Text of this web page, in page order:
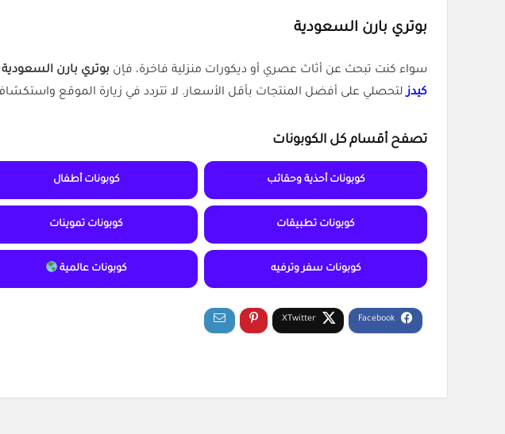
بوتري بارن السعودية
سواء كنت تبحث عن أثاث عصري أو ديكورات منزلية فاخرة، فإن بوتري بارن السعودية
كيدزلتحصلي على أفضل المنتجات بأقل الأسعار. لا تتردد في زيارة الموقع
تصفح أقسام كل الكوبونات
كوبونات أحذية وحقائب كوبونات أطفال
كوبونات تطبيقات كوبونات تموينات
كوبونات سفر وترفيه كوبونات عالمية